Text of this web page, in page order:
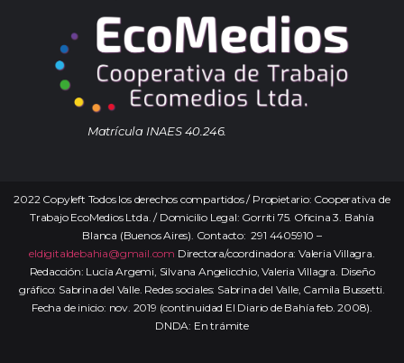
Matrícula INAES 40.246.
2022 Copyleft Todos los derechos compartidos / Propietario: Cooperativa de
Trabajo EcoMedios Ltda. / Domicilio Legal: Gorriti 75. Oficina 3. Bahía
Blanca (Buenos Aires). Contacto: 291 4405910 –
eldigitaldebahia@gmail.com Directora/coordinadora: Valeria Villagra.
Redacción: Lucía Argemi, Silvana Angelicchio, Valeria Villagra. Diseño
gráfico: Sabrina del Valle. Redes sociales: Sabrina del Valle, Camila Bussetti.
Fecha de inicio: nov. 2019 (continuidad El Diario de Bahía feb. 2008).
DNDA: En trámite